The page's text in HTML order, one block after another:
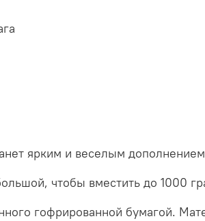
ярким и веселым
чтобы вместить до 1000
гофрированной бумагой.